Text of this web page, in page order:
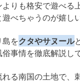
りも格安で遊べる上
べちゃうのが嬉し
をクタやサヌール
事情を徹底解説し
る南国の土地で、